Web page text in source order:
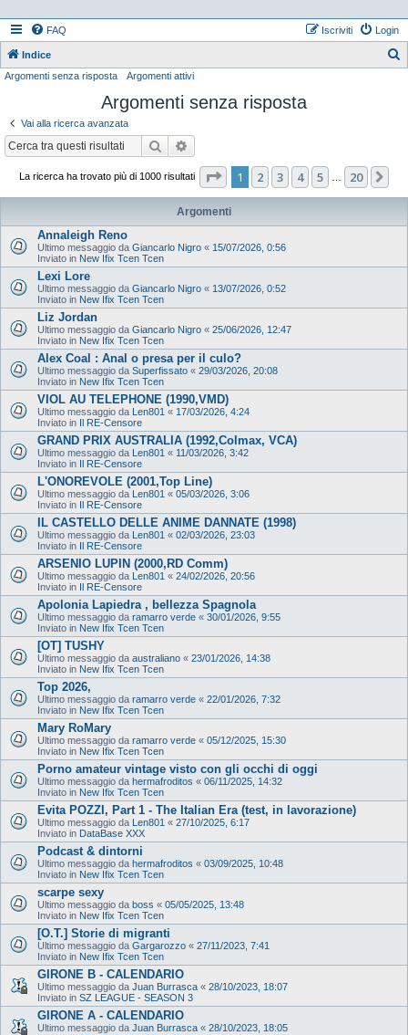
FAQ Login
Iscriviti
Indice
Argomenti senza risposta Argomenti attivi
Argomenti senza risposta
Vai alla ricerca avanzata
Cerca
La ricerca ha trovato più di 1000 risultati Pagina di 20
1 2 3 4 5 20
Argomenti
Annaleigh Reno
Ultimo messaggio da Giancarlo Nigro « 15/07/2026, 0:56
Inviato in New Ifix Tcen Tcen
Lexi Lore
Ultimo messaggio da Giancarlo Nigro « 13/07/2026, 0:52
Inviato in New Ifix Tcen Tcen
Liz Jordan
Ultimo messaggio da Giancarlo Nigro « 25/06/2026, 12:47
Inviato in New Ifix Tcen Tcen
Alex Coal : Anal o presa per il culo?
Ultimo messaggio da Superfissato « 29/03/2026, 20:08
Inviato in New Ifix Tcen Tcen
VIOL AU TELEPHONE (1990,VMD)
Ultimo messaggio da Len801 « 17/03/2026, 4:24
Inviato in Il RE-Censore
GRAND PRIX AUSTRALIA (1992,Colmax, VCA)
Ultimo messaggio da Len801 « 11/03/2026, 3:42
Inviato in Il RE-Censore
L'ONOREVOLE (2001,Top Line)
Ultimo messaggio da Len801 « 05/03/2026, 3:06
Inviato in Il RE-Censore
IL CASTELLO DELLE ANIME DANNATE (1998)
Ultimo messaggio da Len801 « 02/03/2026, 23:03
Inviato in Il RE-Censore
ARSENIO LUPIN (2000,RD Comm)
Ultimo messaggio da Len801 « 24/02/2026, 20:56
Inviato in Il RE-Censore
Apolonia Lapiedra , bellezza Spagnola
Ultimo messaggio da ramarro verde « 30/01/2026, 9:55
Inviato in New Ifix Tcen Tcen
[OT] TUSHY
Ultimo messaggio da australiano « 23/01/2026, 14:38
Inviato in New Ifix Tcen Tcen
Top 2026,
Ultimo messaggio da ramarro verde « 22/01/2026, 7:32
Inviato in New Ifix Tcen Tcen
Mary RoMary
Ultimo messaggio da ramarro verde « 05/12/2025, 15:30
Inviato in New Ifix Tcen Tcen
Porno amateur vintage visto con gli occhi di oggi
Ultimo messaggio da hermafroditos « 06/11/2025, 14:32
Inviato in New Ifix Tcen Tcen
Evita POZZI, Part 1 - The Italian Era (test, in lavorazione)
Ultimo messaggio da Len801 « 27/10/2025, 6:17
Inviato in DataBase XXX
Podcast & dintorni
Ultimo messaggio da hermafroditos « 03/09/2025, 10:48
Inviato in New Ifix Tcen Tcen
scarpe sexy
Ultimo messaggio da boss « 05/05/2025, 13:48
Inviato in New Ifix Tcen Tcen
[O.T.] Storie di migranti
Ultimo messaggio da Gargarozzo « 27/11/2023, 7:41
Inviato in New Ifix Tcen Tcen
GIRONE B - CALENDARIO
Ultimo messaggio da Juan Burrasca « 28/10/2023, 18:07
Inviato in SZ LEAGUE - SEASON 3
GIRONE A - CALENDARIO
Ultimo messaggio da Juan Burrasca « 28/10/2023, 18:05